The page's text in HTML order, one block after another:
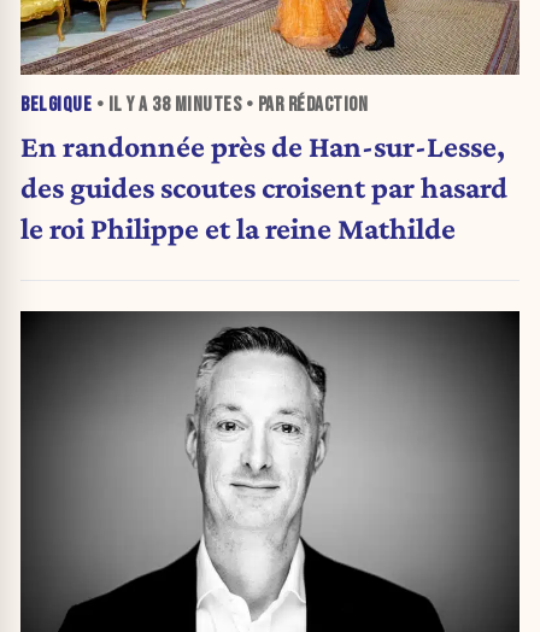
BELGIQUE • IL Y A 38 MINUTES• PAR RÉDACTION
En randonnée près de Han-sur-Lesse,
des guides scoutes croisent par hasard
le roi Philippe et la reine Mathilde